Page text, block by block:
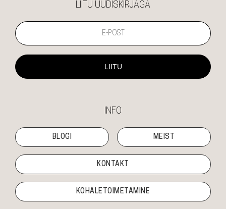
LIITU UUDISKIRJAGA
LIITU
INFO
BLOGI MEIST
KONTAKT
KOHALETOIMETAMINE